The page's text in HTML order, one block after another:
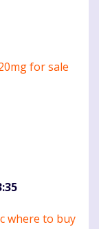
for sale
where to buy